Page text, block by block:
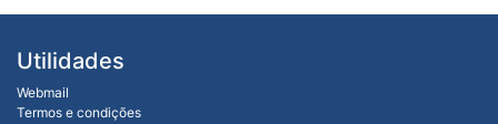
Utilidades
Webmail
Termos e condições